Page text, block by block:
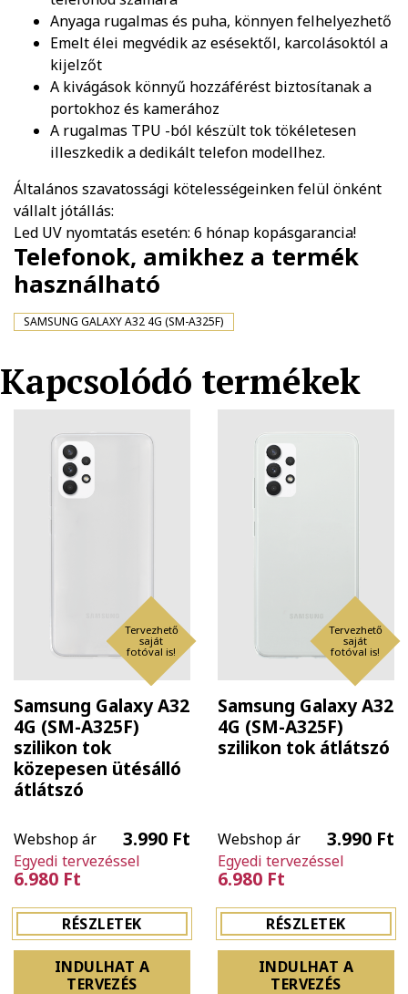
Anyaga rugalmas és puha, könnyen felhelyezhető
Emelt élei megvédik az esésektől, karcolásoktól a
kijelzőt
A kivágások könnyű hozzáférést biztosítanak a
portokhoz és kamerához
A rugalmas TPU -ból készült tok tökéletesen
illeszkedik a dedikált telefon modellhez.
Általános szavatossági kötelességeinken felül önként
vállalt jótállás:
Led UV nyomtatás esetén: 6 hónap kopásgarancia!
Telefonok, amikhez a termék
használható
SAMSUNG GALAXY A32 4G (SM-A325F)
Kapcsolódó termékek
Tervezhető
saját
fotóval is!
Samsung Galaxy A32
4G (SM-A325F)
szilikon tok
közepesen ütésálló
átlátszó
Webshop ár 3.990 Ft
Egyedi tervezéssel
6.980 Ft
RÉSZLETEK
INDULHAT A
TERVEZÉS
Tervezhető
saját
fotóval is!
Samsung Galaxy A32
4G (SM-A325F)
szilikon tok átlátszó
Webshop ár 3.990 Ft
Egyedi tervezéssel
6.980 Ft
RÉSZLETEK
INDULHAT A
TERVEZÉS